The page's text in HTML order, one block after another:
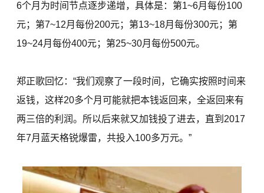
6个月为时间节点逐步递增，具体是：第1~6月每份100
元；第7~12月每份200元；第13~18月每份300元；第
19~24月每份400元；第25~30月每份500元。
郑正歌回忆：“我们观察了一段时间，它确实按照时间来
返钱，这样20多个月可能就把本钱返回来，全返回来有
两三倍的利润。所以后来就又加钱投了进去，直到2017
年7月蓝天格锐爆雷，共投入100多万元。”